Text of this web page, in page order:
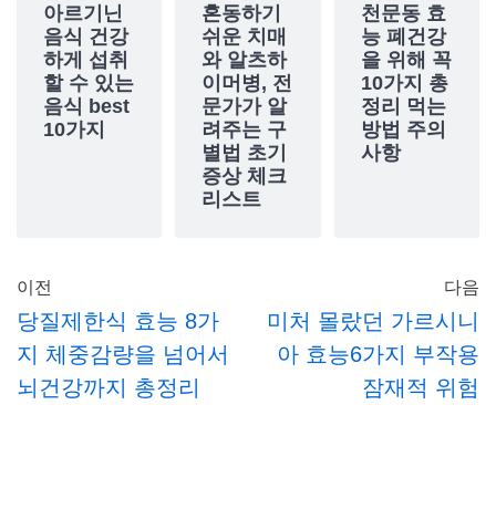
아르기닌
음식 건강
하게 섭취
할 수 있는
음식 best
10가지
혼동하기
쉬운 치매
와 알츠하
이머병, 전
문가가 알
려주는 구
별법 초기
증상 체크
리스트
천문동 효
능 폐건강
을 위해 꼭
10가지 총
정리 먹는
방법 주의
사항
이전
당질제한식 효능 8가
지 체중감량을 넘어서
뇌건강까지 총정리
다음
미처 몰랐던 가르시니
아 효능6가지 부작용
잠재적 위험